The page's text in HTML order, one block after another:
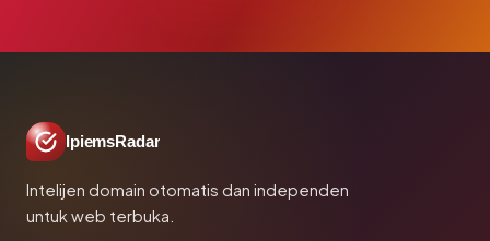
IpiemsRadar
Intelijen domain otomatis dan independen
untuk web terbuka.